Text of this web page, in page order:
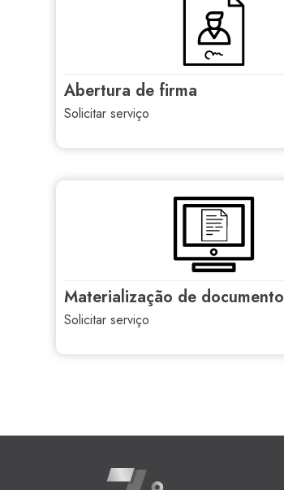
abertura de firma
solicitar serviço
materialização de documento
solicitar serviço